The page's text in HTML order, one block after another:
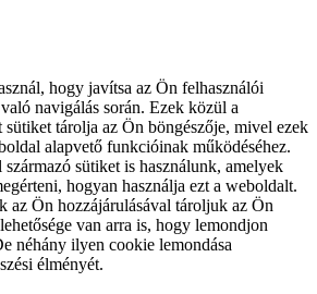
hogy javítsa az Ön felhasználói
navigálás során. Ezek közül a
sütiket tárolja az Ön böngészője, mivel ezek
alapvető funkcióinak működéséhez.
sütiket is használunk, amelyek
hogyan használja ezt a weboldalt.
az Ön hozzájárulásával tároljuk az Ön
van arra is, hogy lemondjon
néhány ilyen cookie lemondása
élményét.